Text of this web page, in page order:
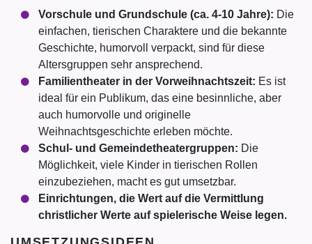
Vorschule und Grundschule (ca. 4-10 Jahre): Die
einfachen, tierischen Charaktere und die bekannte
Geschichte, humorvoll verpackt, sind für diese
Altersgruppen sehr ansprechend.
Familientheater in der Vorweihnachtszeit: Es ist
ideal für ein Publikum, das eine besinnliche, aber
auch humorvolle und originelle
Weihnachtsgeschichte erleben möchte.
Schul- und Gemeindetheatergruppen: Die
Möglichkeit, viele Kinder in tierischen Rollen
einzubeziehen, macht es gut umsetzbar.
Einrichtungen, die Wert auf die Vermittlung
christlicher Werte auf spielerische Weise legen.